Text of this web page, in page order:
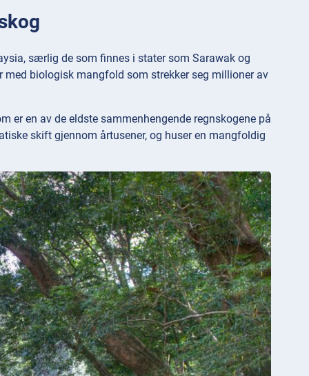
særlig de som finnes i stater som Sarawak og
med biologisk mangfold som strekker seg millioner av
er en av de eldste sammenhengende regnskogene på
skift gjennom årtusener, og huser en mangfoldig